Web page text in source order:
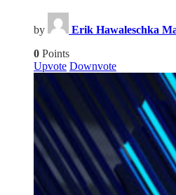
by Erik Hawaleschka
0 Points
Upvote Downvote